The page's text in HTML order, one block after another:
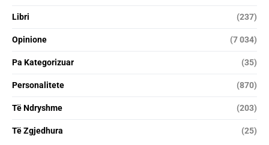
Libri (237)
Opinione (7 034)
Pa Kategorizuar (35)
Personalitete (870)
Të Ndryshme (203)
Të Zgjedhura (25)